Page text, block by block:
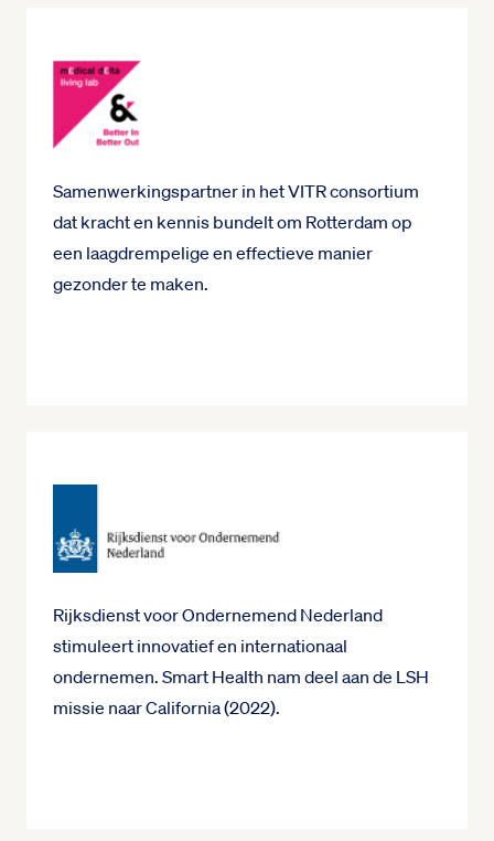
Samenwerkingspartner in het VITR consortium
dat kracht en kennis bundelt om Rotterdam op
een laagdrempelige en effectieve manier
gezonder te maken.
Rijksdienst voor Ondernemend Nederland
stimuleert innovatief en internationaal
ondernemen. Smart Health nam deel aan de LSH
missie naar California (2022).